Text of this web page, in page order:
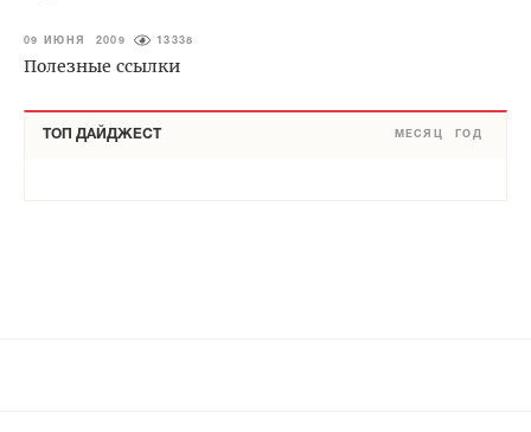
09 ИЮНЯ 2009 13338
Полезные ссылки
ТОП ДАЙДЖЕСТ МЕСЯЦ ГОД